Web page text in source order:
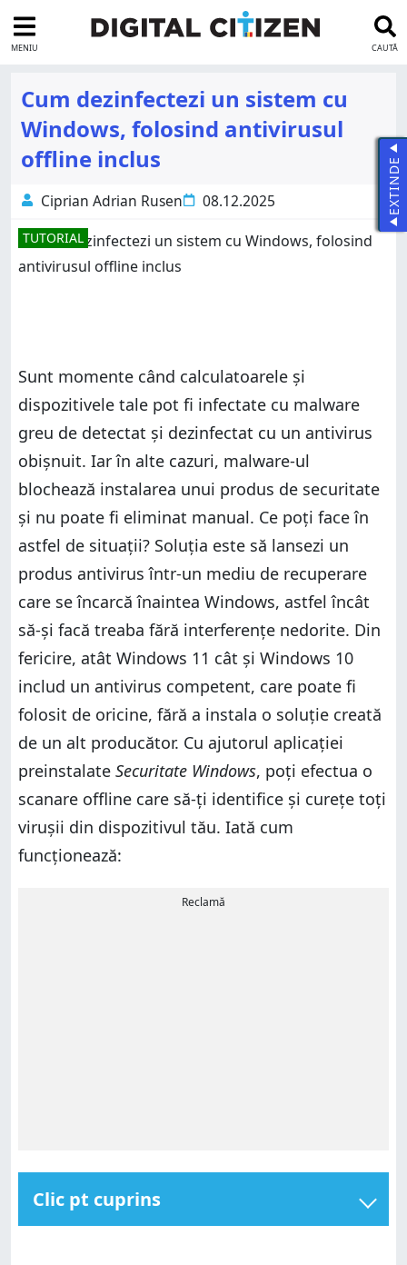
MENIU CAUTĂ
Cum dezinfectezi un sistem cu
Windows, folosind antivirusul
offline inclus
Ciprian Adrian Rusen 08.12.2025
TUTORIAL
Sunt momente când calculatoarele și
dispozitivele tale pot fi infectate cu malware
greu de detectat și dezinfectat cu un antivirus
obișnuit. Iar în alte cazuri, malware-ul
blochează instalarea unui produs de securitate
și nu poate fi eliminat manual. Ce poți face în
astfel de situații? Soluția este să lansezi un
produs antivirus într-un mediu de recuperare
care se încarcă înaintea Windows, astfel încât
să-și facă treaba fără interferențe nedorite. Din
fericire, atât Windows 11 cât și Windows 10
includ un antivirus competent, care poate fi
folosit de oricine, fără a instala o soluție creată
de un alt producător. Cu ajutorul aplicației
preinstalate Securitate Windows, poți efectua o
scanare offline care să-ți identifice și curețe toți
virușii din dispozitivul tău. Iată cum
funcționează:
Reclamă
Clic pt cuprins
EXTINDE